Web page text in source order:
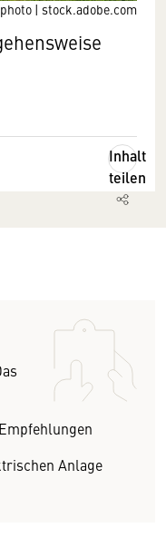
| stock.adobe.com
Inhalt
teilen
Anlage